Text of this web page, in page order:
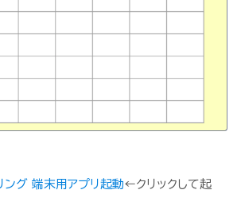
ング 端末用アプリ起動←クリックして起